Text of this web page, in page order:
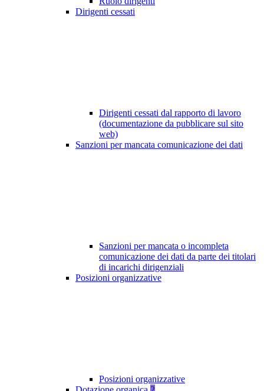
Dirigenti cessati
Dirigenti cessati dal rapporto di lavoro
(documentazione da pubblicare sul sito
web)
Sanzioni per mancata comunicazione dei dati
Sanzioni per mancata o incompleta
comunicazione dei dati da parte dei titolari
di incarichi dirigenziali
Posizioni organizzative
Posizioni organizzative